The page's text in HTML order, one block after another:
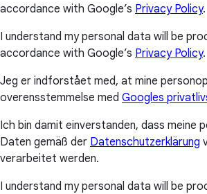
accordance with Google’s Privacy Policy.
I understand my personal data will be
accordance with Google’s Privacy Policy.
Jeg er indforstået med, at mine
overensstemmelse med Googles
Ich bin damit einverstanden, dass meine
Daten gemäß der Datenschutzerklärung
verarbeitet werden.
I understand my personal data will be